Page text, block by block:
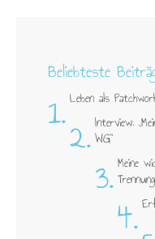
Beliebteste
1. Leben als
2. Interview:
WG"
3. Meine
Trennung
4.